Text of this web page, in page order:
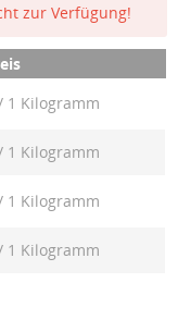
zur Verfügung!
1 Kilogramm
1 Kilogramm
1 Kilogramm
1 Kilogramm